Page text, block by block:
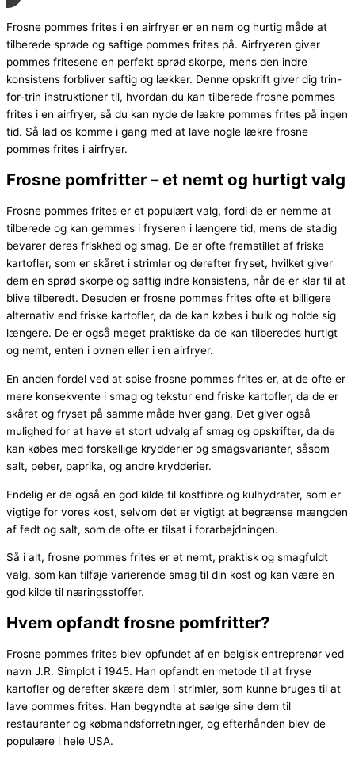
Frosne pommes frites i en airfryer er en nem og hurtig måde at
tilberede sprøde og saftige pommes frites på. Airfryeren giver
pommes fritesene en perfekt sprød skorpe, mens den indre
konsistens forbliver saftig og lækker. Denne opskrift giver dig trin-
for-trin instruktioner til, hvordan du kan tilberede frosne pommes
frites i en airfryer, så du kan nyde de lækre pommes frites på ingen
tid. Så lad os komme i gang med at lave nogle lækre frosne
pommes frites i airfryer.
Frosne pomfritter – et nemt og hurtigt valg
Frosne pommes frites er et populært valg, fordi de er nemme at
tilberede og kan gemmes i fryseren i længere tid, mens de stadig
bevarer deres friskhed og smag. De er ofte fremstillet af friske
kartofler, som er skåret i strimler og derefter fryset, hvilket giver
dem en sprød skorpe og saftig indre konsistens, når de er klar til at
blive tilberedt. Desuden er frosne pommes frites ofte et billigere
alternativ end friske kartofler, da de kan købes i bulk og holde sig
længere. De er også meget praktiske da de kan tilberedes hurtigt
og nemt, enten i ovnen eller i en airfryer.
En anden fordel ved at spise frosne pommes frites er, at de ofte er
mere konsekvente i smag og tekstur end friske kartofler, da de er
skåret og fryset på samme måde hver gang. Det giver også
mulighed for at have et stort udvalg af smag og opskrifter, da de
kan købes med forskellige krydderier og smagsvarianter, såsom
salt, peber, paprika, og andre krydderier.
Endelig er de også en god kilde til kostfibre og kulhydrater, som er
vigtige for vores kost, selvom det er vigtigt at begrænse mængden
af fedt og salt, som de ofte er tilsat i forarbejdningen.
Så i alt, frosne pommes frites er et nemt, praktisk og smagfuldt
valg, som kan tilføje varierende smag til din kost og kan være en
god kilde til næringsstoffer.
Hvem opfandt frosne pomfritter?
Frosne pommes frites blev opfundet af en belgisk entreprenør ved
navn J.R. Simplot i 1945. Han opfandt en metode til at fryse
kartofler og derefter skære dem i strimler, som kunne bruges til at
lave pommes frites. Han begyndte at sælge sine dem til
restauranter og købmandsforretninger, og efterhånden blev de
populære i hele USA.